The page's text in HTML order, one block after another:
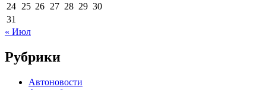
24 25 26 27 28 29 30
31
« Июл
Рубрики
Автоновости